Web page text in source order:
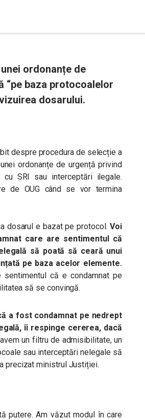
ordonanțe de
“pe baza protocoalelor
dosarului.
despre procedura de selecție a
ordonanțe de urgență privind
SRI sau interceptări ilegale.
de OUG când se vor termina
dosarul e bazat pe protocol.Voi
care are sentimentul că
să poată să ceară unui
pe baza acelor elemente.
că e condamnat pe
să se convingă.
a fost condamnat pe nedrept
îi respinge cererea, dacă
un filtru de admisibilitate, un
sau interceptări nelegale să
precizat ministrul Justiției.
putere. Am văzut modul în care